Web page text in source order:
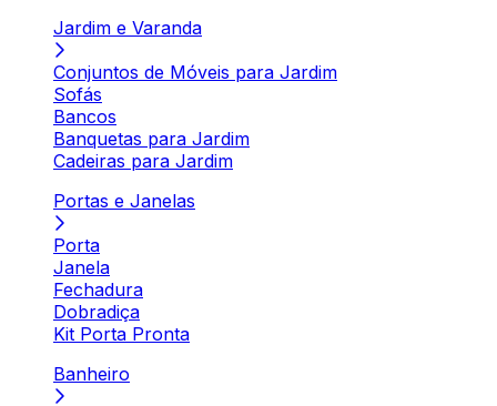
Jardim e Varanda
Conjuntos de Móveis para Jardim
Sofás
Bancos
Banquetas para Jardim
Cadeiras para Jardim
Portas e Janelas
Porta
Janela
Fechadura
Dobradiça
Kit Porta Pronta
Banheiro